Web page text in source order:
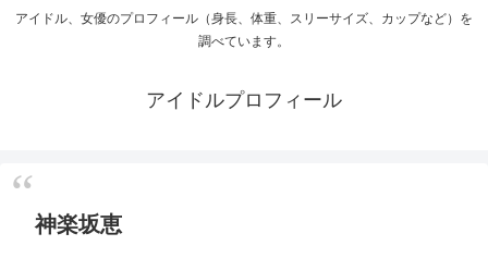
アイドル、女優のプロフィール（身長、体重、スリーサイズ、カップなど）を
調べています。
アイドルプロフィール
神楽坂恵